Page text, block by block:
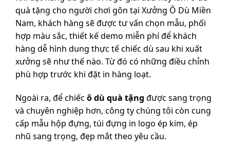
quà tặng cho người chơi gôn tại Xưởng Ô Dù Miền
Nam, khách hàng sẽ được tư vấn chọn mẫu, phối
hợp màu sắc, thiết kế demo miễn phí để khách
hàng dễ hình dung thực tế chiếc dù sau khi xuất
xưởng sẽ như thế nào. Từ đó có những điều chỉnh
phù hợp trước khi đặt in hàng loạt.
Ngoài ra, để chiếc ô dù quà tặng được sang trọng
và chuyên nghiệp hơn, công ty chúng tôi còn cung
cấp mẫu hộp đựng, túi đựng in logo ép kim, ép
nhũ sang trọng, đẹp mắt theo yêu cầu.